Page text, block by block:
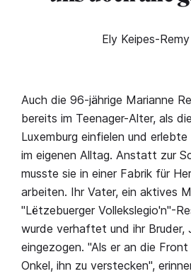
Ely Keipes-
Auch die 96-jährige Marianne
bereits im Teenager-Alter, als
Luxemburg einfielen und
im eigenen Alltag. Anstatt zur
musste sie in einer Fabrik für
arbeiten. Ihr Vater, ein aktives
"Lëtzebuerger Vollekslegio'n"-
wurde verhaftet und ihr Bruder,
eingezogen. "Als er an die
Onkel, ihn zu verstecken",